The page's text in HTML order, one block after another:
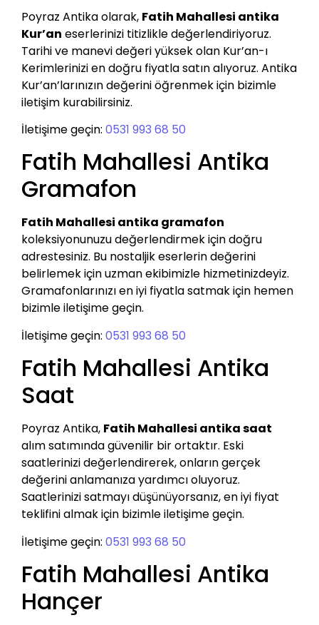
Poyraz Antika olarak, Fatih Mahallesi antika
Kur’an eserlerinizi titizlikle değerlendiriyoruz.
Tarihi ve manevi değeri yüksek olan Kur’an-ı
Kerimlerinizi en doğru fiyatla satın alıyoruz. Antika
Kur’an’larınızın değerini öğrenmek için bizimle
iletişim kurabilirsiniz.
İletişime geçin: 0531 993 68 50
Fatih Mahallesi Antika
Gramafon
Fatih Mahallesi antika gramafon
koleksiyonunuzu değerlendirmek için doğru
adrestesiniz. Bu nostaljik eserlerin değerini
belirlemek için uzman ekibimizle hizmetinizdeyiz.
Gramafonlarınızı en iyi fiyatla satmak için hemen
bizimle iletişime geçin.
İletişime geçin: 0531 993 68 50
Fatih Mahallesi Antika
Saat
Poyraz Antika, Fatih Mahallesi antika saat
alım satımında güvenilir bir ortaktır. Eski
saatlerinizi değerlendirerek, onların gerçek
değerini anlamanıza yardımcı oluyoruz.
Saatlerinizi satmayı düşünüyorsanız, en iyi fiyat
teklifini almak için bizimle iletişime geçin.
İletişime geçin: 0531 993 68 50
Fatih Mahallesi Antika
Hançer